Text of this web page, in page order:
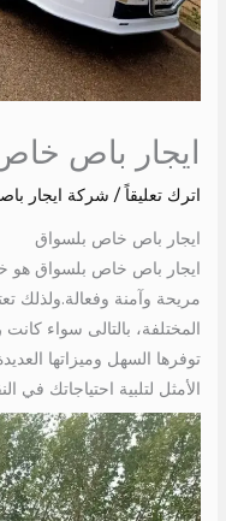
ايجار باص
اترك تعليقاً / شركة ايجار
ايجار باص خاص بلسواق
ايجار باص خاص بلسواق هو
مريحة وآمنة وفعالة.ولذلك
المختلفة، بالتالى سواء
توفرها السهل وميزاتها
الأمثل لتلبية احتياجاتك في النقل